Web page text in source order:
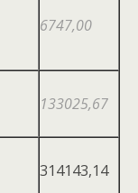
6747,00
133025,67
314143,14